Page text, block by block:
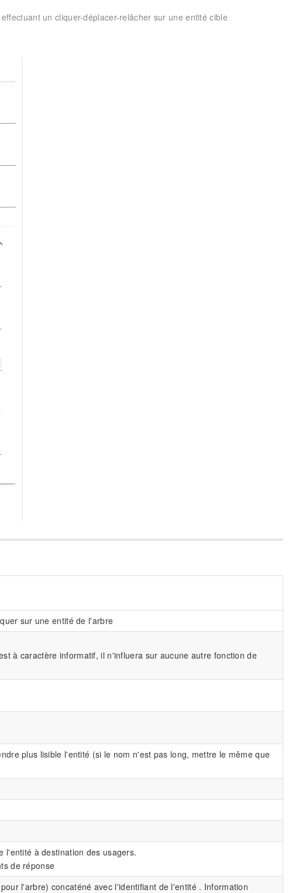
un cliquer-déplacer-relâcher sur une entité cible
sur une entité de l'arbre
à caractère informatif, il n'influera sur aucune autre fonction de
plus lisible l'entité (si le nom n'est pas long, mettre le même que
l'entité à destination des usagers.
de réponse
l'arbre) concaténé avec l'identifiant de l'entité . Information